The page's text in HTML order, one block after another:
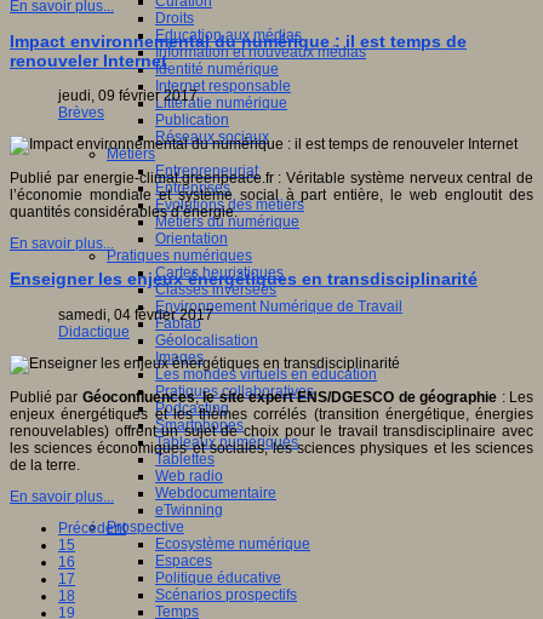
Droits
Education aux médias
Information et nouveaux médias
Identité numérique
Internet responsable
Littératie numérique
Publication
Réseaux sociaux
Métiers
Entrepreneuriat
Entreprises
Evolutions des métiers
Métiers du numérique
Orientation
Pratiques numériques
Cartes heuristiques
Classes inversées
Environnement Numérique de Travail
Fablab
Géolocalisation
Images
Les mondes virtuels en éducation
Pratiques collaboratives
Podcasting
Smartphones
Tableaux numériques
Tablettes
Web radio
Webdocumentaire
eTwinning
Prospective
Ecosystème numérique
Espaces
Politique éducative
Scénarios prospectifs
Temps
En savoir plus...
Impact environnemental du numérique : il est temps de
renouveler Internet
jeudi, 09 février 2017
Brèves
Publié par energie-climat.greenpeace.fr : Véritable système nerveux central de
l’économie mondiale et système social à part entière, le web engloutit des
quantités considérables d’énergie.
En savoir plus...
Enseigner les enjeux énergétiques en transdisciplinarité
samedi, 04 février 2017
Didactique
Publié par Géoconfluences,le site expert ENS/DGESCO de géographie : Les
enjeux énergétiques et les thèmes corrélés (transition énergétique, énergies
renouvelables) offrent un sujet de choix pour le travail transdisciplinaire avec
les sciences économiques et sociales, les sciences physiques et les sciences
de la terre.
En savoir plus...
Précédent
15
16
17
18
19